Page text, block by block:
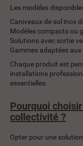
Les modèles
Caniveaux de sol inox
Modèles compacts ou
Solutions avec sortie
Gammes adaptées
Chaque produit est
installations
essentielles.
Pourquoi
collectivité ?
Opter pour une